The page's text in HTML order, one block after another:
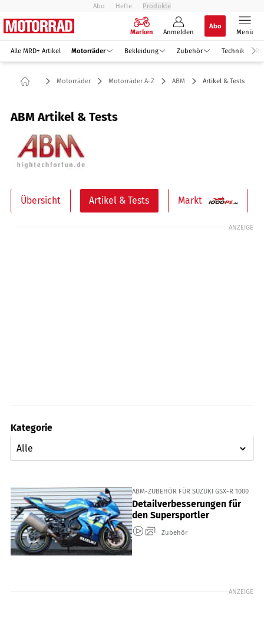
Abo Hefte Produkte
Marken Anmelden
Abo
Menü
Alle MRD+ Artikel Motorräder Bekleidung Zubehör Technik
Motorräder Motorräder A-Z ABM Artikel & Tests
ABM Artikel & Tests
Übersicht Artikel & Tests Markt
ANZEIGE
Kategorie
ABM-ZUBEHÖR FÜR SUZUKI GSX-R 1000
Detailverbesserungen für
den Supersportler
Zubehör
ANZEIGE